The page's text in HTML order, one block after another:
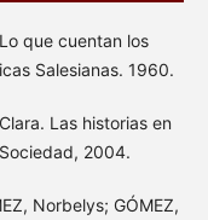
que cuentan los
Salesianas. 1960.
Las historias en
2004.
Norbelys; GÓMEZ,